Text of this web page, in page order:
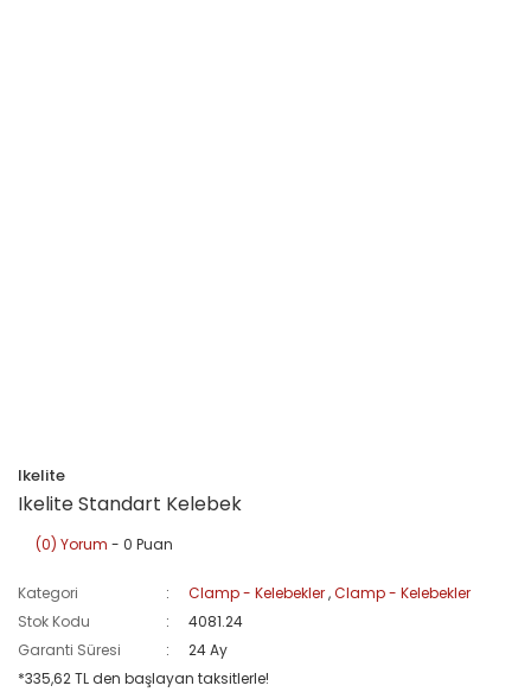
Ikelite
Ikelite Standart Kelebek
(0) Yorum - 0 Puan
Kategori Clamp - Kelebekler,Clamp - Kelebekler
Stok Kodu
4081.24
Garanti Süresi
24 Ay
*335,62 TL den başlayan taksitlerle!